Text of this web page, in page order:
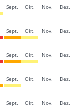
Sept. Okt. Nov. Dez.
Sept. Okt. Nov. Dez.
Sept. Okt. Nov. Dez.
Sept. Okt. Nov. Dez.
Sept. Okt. Nov. Dez.